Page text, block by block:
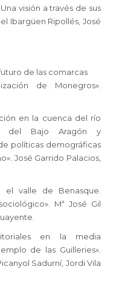
visión a través de sus
Ibargüen Ripollés, José
de las comarcas
de Monegros».
en la cuenca del río
del Bajo Aragón y
políticas demográficas
José Garrido Palacios,
el valle de Benasque.
Mª José Gil
en la media
de las Guilleries».
Sadurní, Jordi Vila